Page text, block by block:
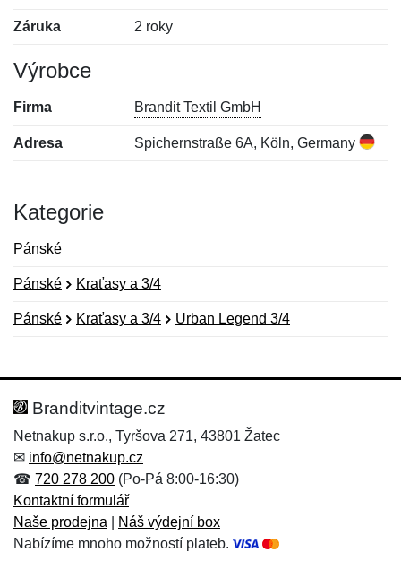
Záruka 2 roky
Výrobce
Firma Brandit Textil GmbH
Adresa Spichernstraße 6A, Köln, Germany
Kategorie
Pánské
Pánské Kraťasy a 3/4
Pánské Kraťasy a 3/4 Urban Legend 3/4
Hodnocení:
Jméno: *
Jméno:
E-mail:*
Branditvintage.cz
Netnakup s.r.o., Tyršova 271, 43801 Žatec
✉ info@netnakup.cz
☎ 720 278 200 (Po-Pá 8:00-16:30)
Kontaktní formulář
Naše prodejna
Náš výdejní box
Nabízíme mnoho možností plateb.